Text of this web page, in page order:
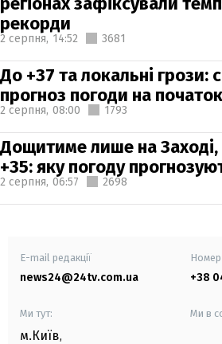
рекорди
2 серпня, 14:52 3681
До +37 та локальні грози:
прогноз погоди на
2 серпня, 08:00 1793
Дощитиме лише на
+35: яку погоду
2 серпня, 06:57 2698
E-mail редакції
news24@24tv.com.ua +38
Ми тут:
м.Київ,
Ми в